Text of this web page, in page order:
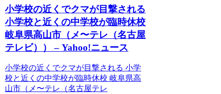
小学校の近くでクマが目撃される
小学校と近くの中学校が臨時休校
岐阜県高山市（メ〜テレ（名古屋
テレビ）） – Yahoo!ニュース
小学校の近くでクマが目撃される 小学
校と近くの中学校が臨時休校 岐阜県高
山市（メ〜テレ（名古屋テレ